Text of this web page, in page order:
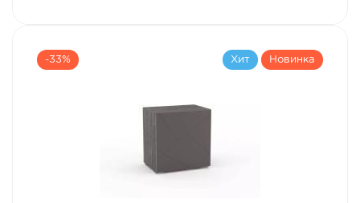
-33% Хит Новинка